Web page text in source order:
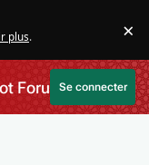
plus. ×
ForumSe connecter